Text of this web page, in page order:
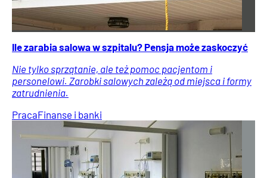
Ile zarabia salowa w szpitalu? Pensja może zaskoczyć
Nie tylko sprzątanie, ale też pomoc pacjentom i
personelowi. Zarobki salowych zależą od miejsca i formy
zatrudnienia.
PracaFinanse i banki